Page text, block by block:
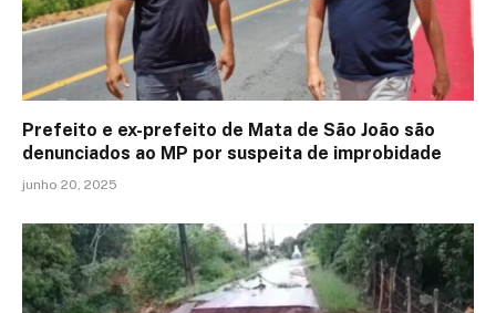
Prefeito e ex-prefeito de Mata de São João são
denunciados ao MP por suspeita de improbidade
junho 20, 2025